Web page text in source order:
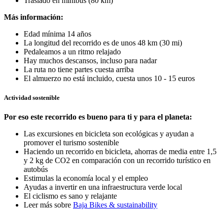
Más información:
Edad mínima 14 años
La longitud del recorrido es de unos 48 km (30 mi)
Pedaleamos a un ritmo relajado
Hay muchos descansos, incluso para nadar
La ruta no tiene partes cuesta arriba
El almuerzo no está incluido, cuesta unos 10 - 15 euros
Actividad sostenible
Por eso este recorrido es bueno para ti y para el planeta:
Las excursiones en bicicleta son ecológicas y ayudan a
promover el turismo sostenible
Haciendo un recorrido en bicicleta, ahorras de media entre 1,5
y 2 kg de CO2 en comparación con un recorrido turístico en
autobús
Estimulas la economía local y el empleo
Ayudas a invertir en una infraestructura verde local
El ciclismo es sano y relajante
Leer más sobre Baja Bikes & sustainability